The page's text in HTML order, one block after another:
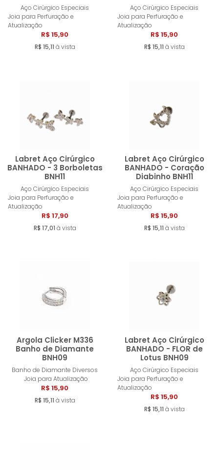
Aço Cirúrgico Especiais
Joia para Perfuração e
Atualização
R$ 15,90
R$ 15,11 à vista
Comprar
Aço Cirúrgico Especiais
Joia para Perfuração e
Atualização
R$ 15,90
R$ 15,11 à vista
Labret Aço Cirúrgico
BANHADO - 3 Borboletas
BNH11
Aço Cirúrgico Especiais
Joia para Perfuração e
Atualização
R$ 17,90
R$ 17,01 à vista
Comprar
Labret Aço Cirúrgico
BANHADO - Coração
Diabinho BNH11
Aço Cirúrgico Especiais
Joia para Perfuração e
Atualização
R$ 15,90
R$ 15,11 à vista
Argola Clicker M336
Banho de Diamante
BNH09
Banho de Diamante Diversos
Joia para Atualização
R$ 15,90
R$ 15,11 à vista
Comprar
Labret Aço Cirúrgico
BANHADO - FLOR de
Lotus BNH09
Aço Cirúrgico Especiais
Joia para Perfuração e
Atualização
R$ 15,90
R$ 15,11 à vista